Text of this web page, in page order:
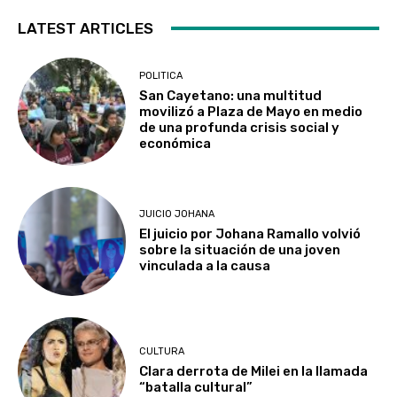
LATEST ARTICLES
POLITICA
San Cayetano: una multitud
movilizó a Plaza de Mayo en medio
de una profunda crisis social y
económica
JUICIO JOHANA
El juicio por Johana Ramallo volvió
sobre la situación de una joven
vinculada a la causa
CULTURA
Clara derrota de Milei en la llamada
“batalla cultural”